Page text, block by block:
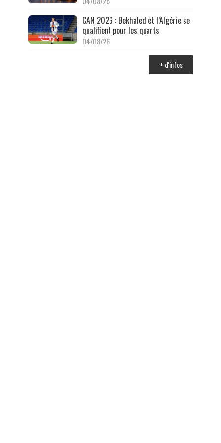
CAN 2026 : Bekhaled et l’Algérie se
qualifient pour les quarts
04/08/26
+ d'infos